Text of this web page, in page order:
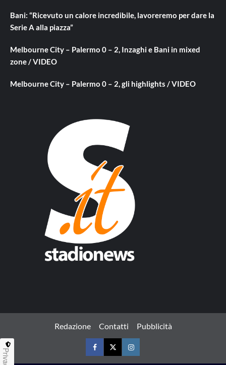
Bani: “Ricevuto un calore incredibile, lavoreremo per dare la
Serie A alla piazza”
Melbourne City – Palermo 0 – 2, Inzaghi e Bani in mixed
zone / VIDEO
Melbourne City – Palermo 0 – 2, gli highlights / VIDEO
Redazione Contatti Pubblicità
FacebookTwitterInstagram
Privacy